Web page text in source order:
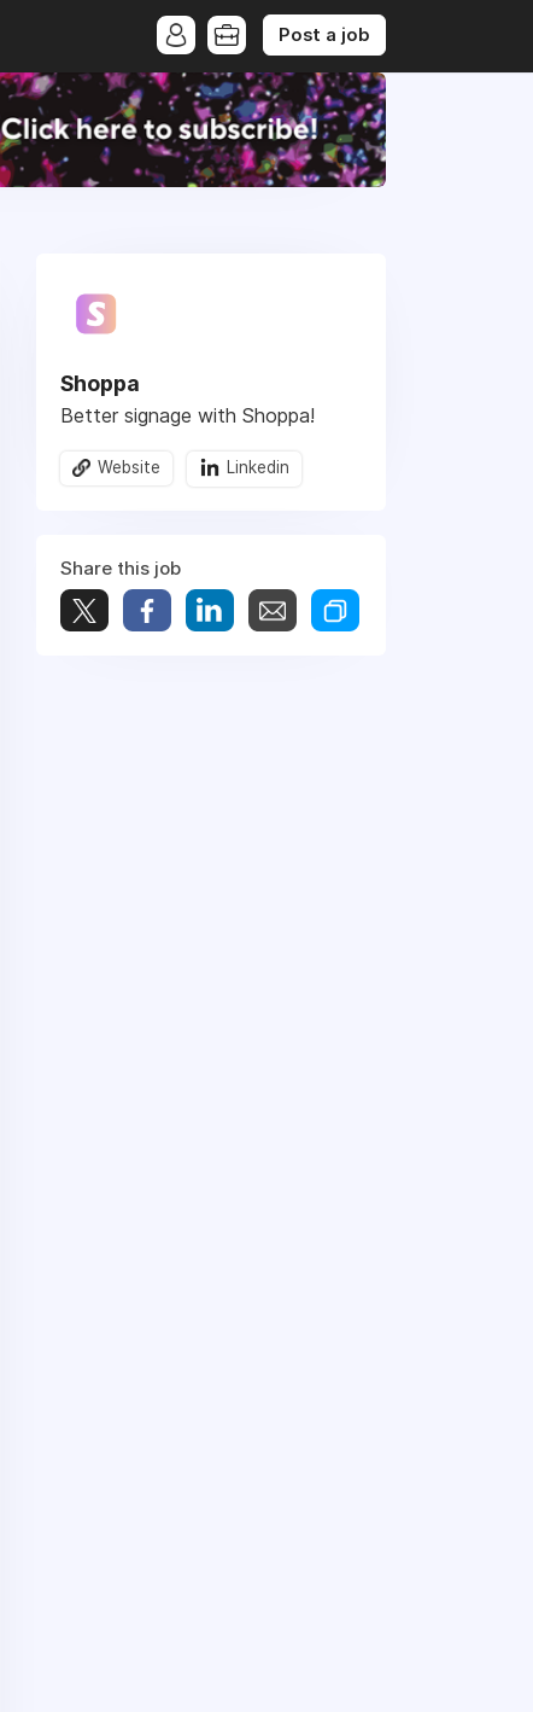
Post a job
Shoppa
Better signage with Shoppa!
Website Linkedin
Share this job